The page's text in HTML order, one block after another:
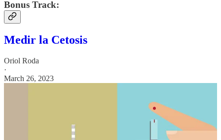
Bonus Track:
Medir la Cetosis
Oriol Roda
·
March 26, 2023